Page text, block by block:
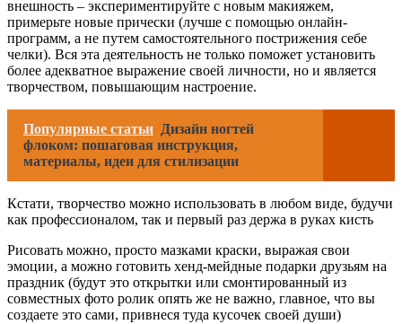
внешность – экспериментируйте с новым макияжем,
примерьте новые прически (лучше с помощью онлайн-
программ, а не путем самостоятельного пострижения себе
челки). Вся эта деятельность не только поможет установить
более адекватное выражение своей личности, но и является
творчеством, повышающим настроение.
Популярные статьи Дизайн ногтей
флоком: пошаговая инструкция,
материалы, идеи для стилизации
Кстати, творчество можно использовать в любом виде, будучи
как профессионалом, так и первый раз держа в руках кисть
Рисовать можно, просто мазками краски, выражая свои
эмоции, а можно готовить хенд-мейдные подарки друзьям на
праздник (будут это открытки или смонтированный из
совместных фото ролик опять же не важно, главное, что вы
создаете это сами, привнеся туда кусочек своей души)